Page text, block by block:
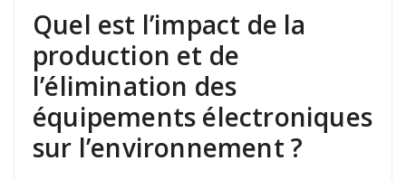
Quel est l’impact de la
production et de
l’élimination des
équipements électroniques
sur l’environnement ?